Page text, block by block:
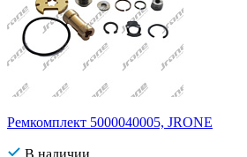
Ремкомплект 5000040005, JRONE
В наличии